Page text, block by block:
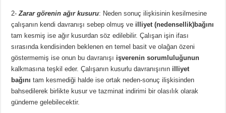
2-Zarar görenin ağır kusuru: Neden sonuç ilişkisinin kesilmesine
çalışanın kendi davranışı sebep olmuş ve illiyet (nedensellik)bağını
tam kesmiş ise ağır kusurdan söz edilebilir. Çalışan işin ifası
sırasında kendisinden beklenen en temel basit ve olağan özeni
göstermemiş ise onun bu davranışı işverenin sorumluluğunun
kalkmasına teşkil eder. Çalışanın kusurlu davranışının illiyet
bağını tam kesmediği halde ise ortak neden-sonuç ilişkisinden
bahsedilerek birlikte kusur ve tazminat indirimi bir olasılık olarak
gündeme gelebilecektir.